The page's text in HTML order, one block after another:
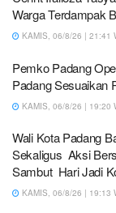
Warga Terdampak
KAMIS, 06/8/26 | 21:41
Pemko Padang
Padang Sesuaikan
KAMIS, 06/8/26 | 19:20
Wali Kota Padang
Sekaligus Aksi
Sambut Hari Jadi
KAMIS, 06/8/26 | 19:13